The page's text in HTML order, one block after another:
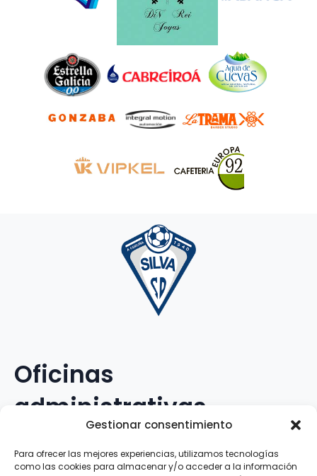
Gestionar consentimiento
Para ofrecer las mejores experiencias, utilizamos tecnologías
como las cookies para almacenar y/o acceder a la información
Oficinas
administrativas
Avenida Galileo Galilei, 12
15.008 · A Coruña · España